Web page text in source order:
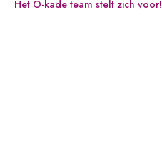
Het O-kade team stelt zich voor!